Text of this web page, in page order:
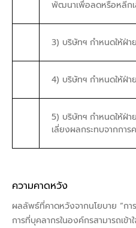
พัฒนาเพื่อลดหรือหลีกเ
3) บริษัทฯ กำหนดให้ฝ่
4) บริษัทฯ กำหนดให้ฝ่า
5) บริษัทฯ กำหนดให้ฝ่
เลี่ยงผลกระทบจากการ
ความคาดหวัง
ผลลัพธ์ที่คาดหวังจากนโยบาย “กา
การที่บุคลากรในองค์กรสามารถเข้า